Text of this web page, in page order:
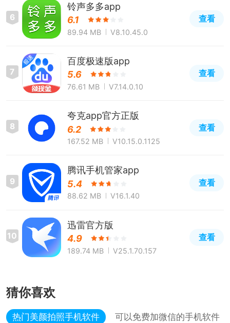
6
铃声多多app
6.1
89.94 MB V8.10.45.0
查看
7
百度极速版app
5.6
76.61 MB V7.14.0.10
查看
8
夸克app官方正版
6.2
167.52 MB V10.15.0.1125
查看
9
腾讯手机管家app
5.4
88.62 MB V16.1.40
查看
10
迅雷官方版
4.9
189.74 MB V25.1.70.157
查看
猜你喜欢
热门美颜拍照手机软件 可以免费加微信的手机软件